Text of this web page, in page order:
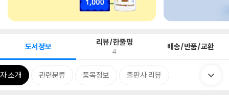
도서정보 리뷰/한줄평
4 배송/반품/교환
소개 관련분류 품목정보 출판사 리뷰